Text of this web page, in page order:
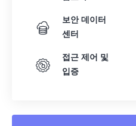
보안 데이터
센터
접근 제어 및
입증